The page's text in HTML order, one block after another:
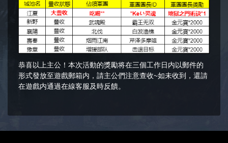
恭喜以上主公！本次活動的獎勵将在三個工作日内以郵件的
形式發放至遊戲郵箱内，請主公們注意查收~如未收到，還請
在遊戲内通過在線客服及時反饋。